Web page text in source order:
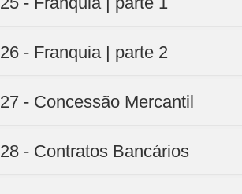
26 - Franquia | parte 2
27 - Concessão Mercantil
28 - Contratos Bancários